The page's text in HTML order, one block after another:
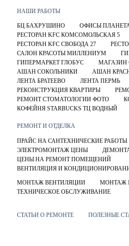
НАШИ РАБОТЫ
БЦ БАХРУШИНО
ОФИСЫ
РЕСТОРАН KFC КОМСОМОЛЬСКАЯ 5
РЕСТОРАН KFC СВОБОДА 27
САЛОН КРАСОТЫ МИЛЛЕНИУМ
ГИПЕРМАРКЕТ ГЛОБУС
МАГАЗИН
АШАН СОКОЛЬНИКИ
АШАН
ЛЕНТА БРАТЕЕВО
ЛЕНТА ПЕРМЬ
РЕКОНСТРУКЦИЯ КВАРТИРЫ
РЕМОНТ СТОМАТОЛОГИИ ФОТО
КОФЕЙНЯ STARBUCKS ТЦ ВОДНЫЙ
РЕМОНТ И ОТДЕЛКА
ПРАЙС НА САНТЕХНИЧЕСКИЕ РАБОТЫ
ЭЛЕКТРОМОНТАЖ ЦЕНЫ
ЦЕНЫ НА РЕМОНТ ПОМЕЩЕНИЙ
ВЕНТИЛЯЦИЯ И
МОНТАЖ ВЕНТИЛЯЦИИ
МОНТАЖ
ТЕХНИЧЕСКОЕ ОБСЛУЖИВАНИЕ
СТАТЬИ О РЕМОНТЕ ПОЛЕЗНЫЕ